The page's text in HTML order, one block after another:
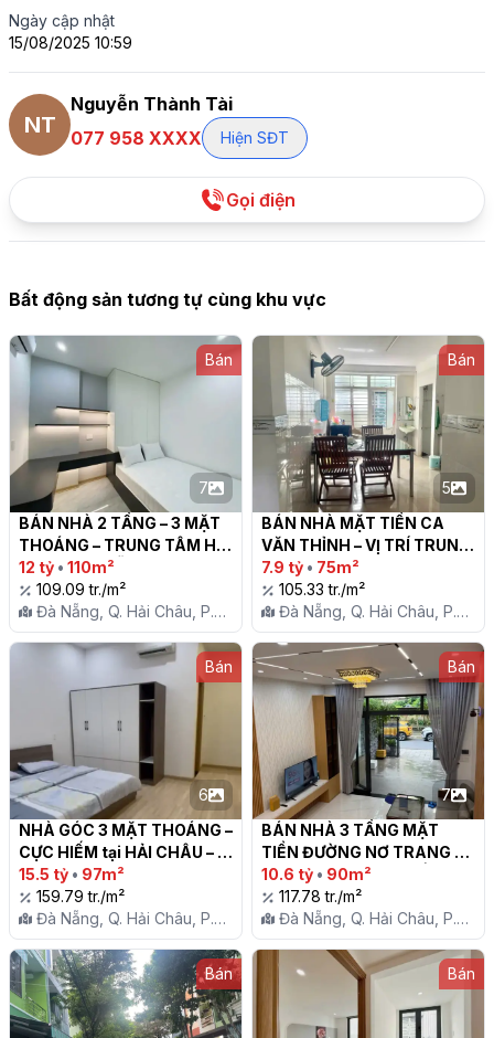
Ngày cập nhật
15/08/2025 10:59
NT
Nguyễn Thành Tài
077 958 XXXX
Hiện SĐT
Gọi điện
Bất động sản tương tự cùng khu vực
Bán
7
BÁN NHÀ 2 TẦNG – 3 MẶT
THOÁNG – TRUNG TÂM HẢI
CHÂU, ĐÀ NẴNG
12 tỷ • 110m²
109.09 tr./m²
Đà Nẵng, Q. Hải Châu, P.
Hòa Cường Nam
Bán
5
BÁN NHÀ MẶT TIỀN CA
VĂN THỈNH – VỊ TRÍ TRUNG
TÂM HOÀ CƯỜNG NAM -
HẢI CHÂU ĐÀ NẴNG
7.9 tỷ • 75m²
105.33 tr./m²
Đà Nẵng, Q. Hải Châu, P.
Hòa Cường Nam
Bán
6
NHÀ GÓC 3 MẶT THOÁNG –
CỰC HIẾM tại HẢI CHÂU –
GIÁ CHỈ 1x TỶ
15.5 tỷ • 97m²
159.79 tr./m²
Đà Nẵng, Q. Hải Châu, P.
Hòa Cường Nam
Bán
7
BÁN NHÀ 3 TẦNG MẶT
TIỀN ĐƯỜNG NƠ TRANG
LONG – FULL NỘI THẤT
SANG TRỌNG
10.6 tỷ • 90m²
117.78 tr./m²
Đà Nẵng, Q. Hải Châu, P.
Hòa Cường Nam
Bán
Bán